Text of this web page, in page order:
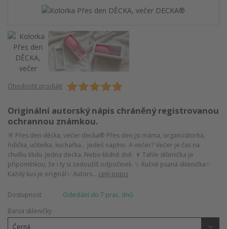
Ohodnotit produkt
Originální autorský nápis chráněný registrovanou
ochrannou známkou.
🥂 Přes den děcka, večer decka® Přes den jsi máma, organizátorka,
řidička, učitelka, kuchařka… jedeš naplno. A večer? Večer je čas na
chvilku klidu. Jedna decka. Nebo klidně dvě. 🍷 Tahle sklenička je
připomínkou, že i ty si zasloužíš odpočinek. ✨ Ručně psaná sklenička✨
Každý kus je originál✨ Autors... celý popis
Dostupnost
Odeslání do 7 prac. dnů
Barva skleničky